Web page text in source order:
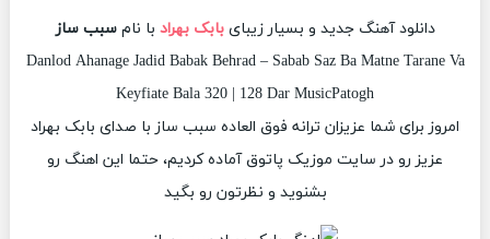
دانلود آهنگ جدید و بسیار زیبایبابک بهراد با نامسبب ساز
Danlod Ahanage Jadid Babak Behrad – Sabab Saz Ba Matne Tarane Va
Keyfiate Bala 320 | 128 Dar MusicPatogh
امروز برای شما عزیزان ترانه فوق العاده سبب ساز با صدای بابک بهراد
عزیز رو در سایت موزیک پاتوق آماده کردیم، حتما این اهنگ رو
بشنوید و نظرتون رو بگید